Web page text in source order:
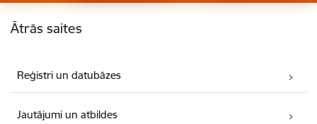
Kājene
Ātrās saites
Reģistri un datubāzes
Jautājumi un atbildes